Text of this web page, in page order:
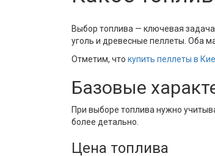
Выбор топлива — ключевая
уголь и древесные пеллеты. Оба
Отметим, что купить пеллеты в
Базовые
При выборе топлива нужно
более детально.
Цена топлива